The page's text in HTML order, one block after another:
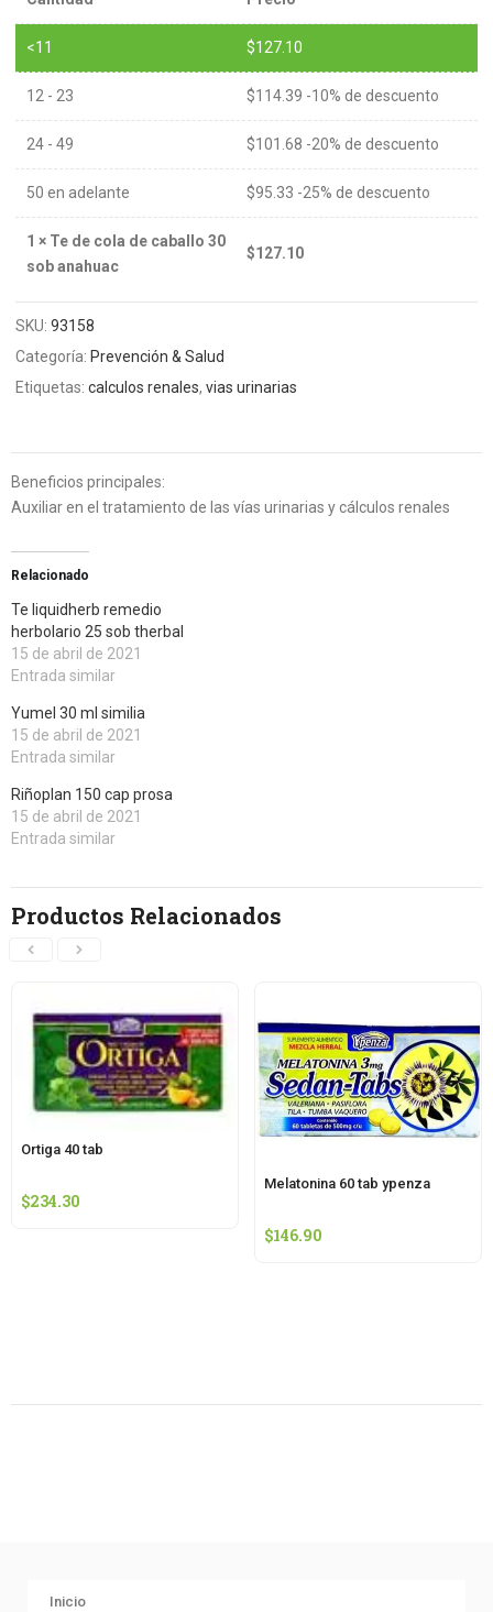
<11 $127.10
12 - 23 $114.39 -10% de descuento
24 - 49 $101.68 -20% de descuento
50 en adelante $95.33 -25% de descuento
1 × Te de cola de caballo 30
sob anahuac
$127.10
SKU:93158
Categoría: Prevención & Salud
Etiquetas:calculos renales,vias urinarias
Beneficios principales:
Auxiliar en el tratamiento de las vías urinarias y cálculos renales
Relacionado
Te liquidherb remedio
herbolario 25 sob therbal
15 de abril de 2021
Entrada similar
Yumel 30 ml similia
15 de abril de 2021
Entrada similar
Riñoplan 150 cap prosa
15 de abril de 2021
Entrada similar
Productos Relacionados
Ortiga 40 tab
$234.30
Melatonina 60 tab ypenza
$146.90
Inicio